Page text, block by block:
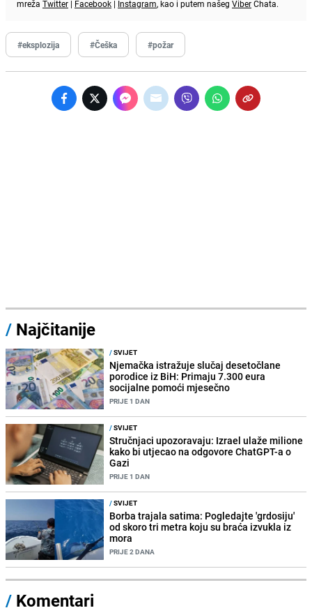
mreža Twitter | Facebook | Instagram, kao i putem našeg ViberChata.
#eksplozija #Češka #požar
/ Najčitanije
/SVIJET
Njemačka istražuje slučaj desetočlane
porodice iz BiH: Primaju 7.300 eura
socijalne pomoći mjesečno
PRIJE 1 DAN
/SVIJET
Stručnjaci upozoravaju: Izrael ulaže milione
kako bi utjecao na odgovore ChatGPT-a o
Gazi
PRIJE 1 DAN
/SVIJET
Borba trajala satima: Pogledajte 'grdosiju'
od skoro tri metra koju su braća izvukla iz
mora
PRIJE 2 DANA
/ Komentari